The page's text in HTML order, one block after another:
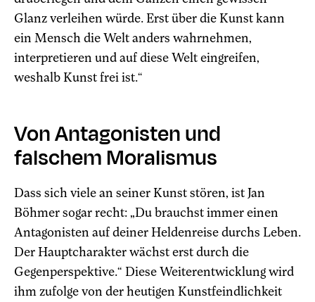
Glanz verleihen würde. Erst über die Kunst kann
ein Mensch die Welt anders wahrnehmen,
interpretieren und auf diese Welt eingreifen,
weshalb Kunst frei ist.“
Von Antagonisten und
falschem Moralismus
Dass sich viele an seiner Kunst stören, ist Jan
Böhmer sogar recht: „Du brauchst immer einen
Antagonisten auf deiner Heldenreise durchs Leben.
Der Hauptcharakter wächst erst durch die
Gegenperspektive.“ Diese Weiterentwicklung wird
ihm zufolge von der heutigen Kunstfeindlichkeit